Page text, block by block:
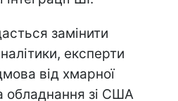
замінити
експерти
від хмарної
обладнання зі США